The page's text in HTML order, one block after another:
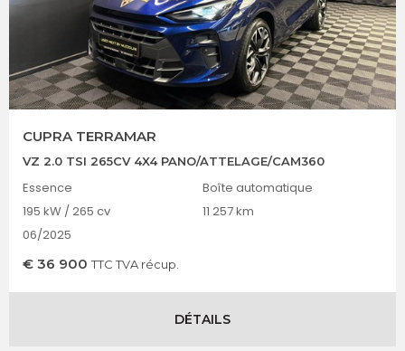
CUPRA TERRAMAR
VZ 2.0 TSI 265CV 4X4 PANO/ATTELAGE/CAM360
Essence
Boîte automatique
195 kW / 265 cv
11 257 km
06/2025
€ 36 900 TTC TVA récup.
DÉTAILS